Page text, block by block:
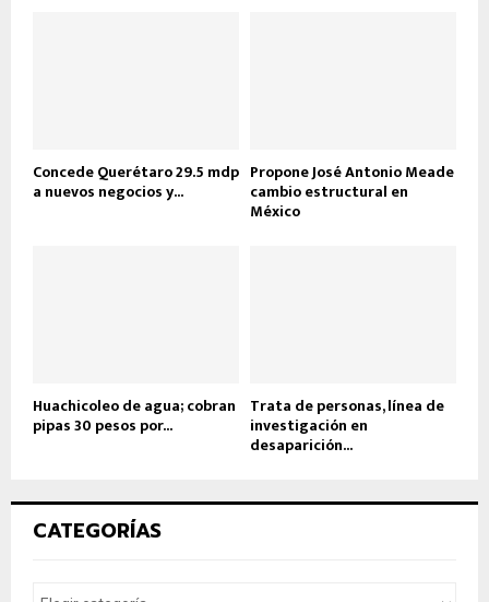
Concede Querétaro 29.5 mdp
a nuevos negocios y...
Propone José Antonio Meade
cambio estructural en
México
Huachicoleo de agua; cobran
pipas 30 pesos por...
Trata de personas, línea de
investigación en
desaparición...
CATEGORÍAS